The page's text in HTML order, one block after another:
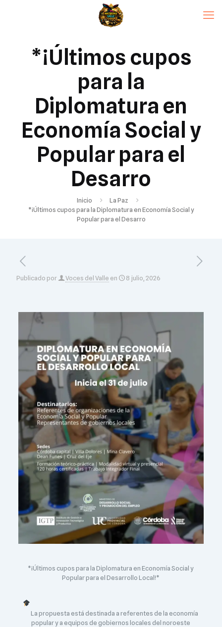
*¡Últimos cupos
para la
Diplomatura en
Economía Social y
Popular para el
Desarro
Inicio
La Paz
*¡Últimos cupos para la Diplomatura en Economía Social y
Popular para el Desarro
Publicado por Voces del Valle en 8 julio, 2026
*¡Últimos cupos para la Diplomatura en Economía Social y
Popular para el Desarrollo Local!*
La propuesta está destinada a referentes de la economía
popular y a equipos de gobiernos locales del noroeste